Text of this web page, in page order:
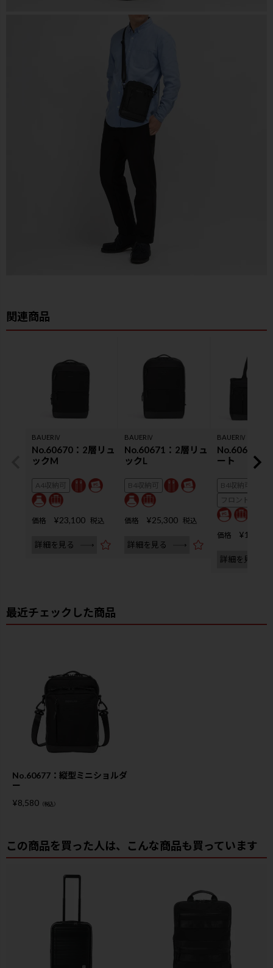
BAUERⅣ
No.60670：2層リュ
ックM
A4収納可
価格 ¥23,100 税込
詳細を見る
BAUERⅣ
No.60671：2層リュ
ックL
B4収納可
価格 ¥25,300 税込
詳細を見る
BAUERⅣ
No.60672：
ート
B4収納可
フロントにA4
価格 ¥19,800
詳細を見る
最近チェックした商品
No.60677：縦型ミニショルダ
ー
¥8,580 （税込）
この商品を買った人は、こんな商品も買っています